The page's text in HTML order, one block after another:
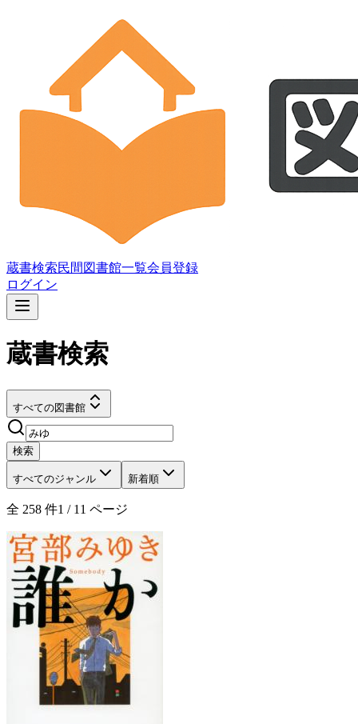
蔵書検索民間図書館一覧会員登録
ログイン
蔵書検索
すべての図書館
検索
すべてのジャンル 新着順
全 258 件1 / 11 ページ